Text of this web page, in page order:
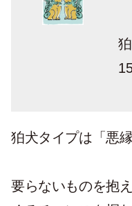
狛犬タイプは「悪
要らないものを抱